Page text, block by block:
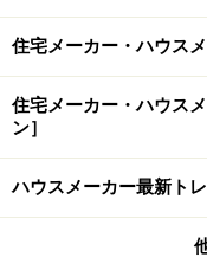
住宅メーカー・ハウス
住宅メーカー・ハウス
ン］
ハウスメーカー最新ト